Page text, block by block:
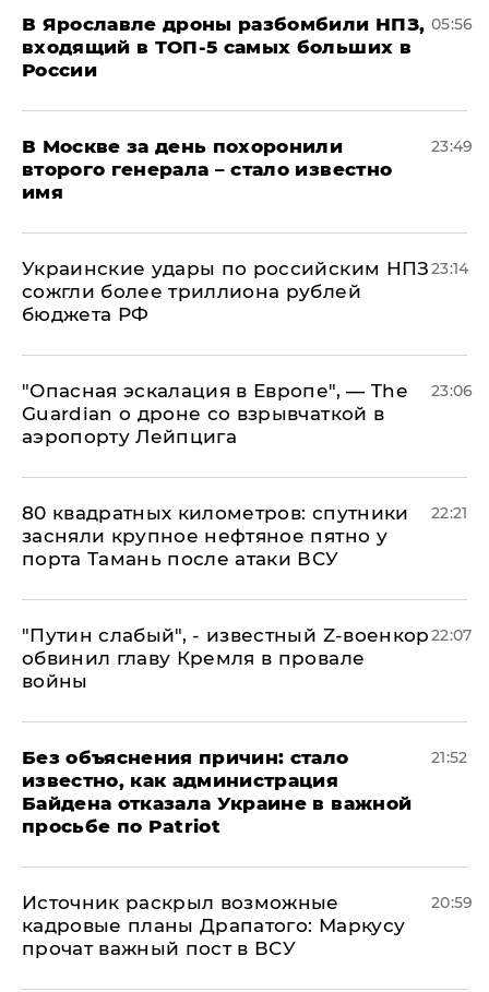
В Ярославле дроны разбомбили НПЗ,
входящий в ТОП-5 самых больших в
России
05:56
В Москве за день похоронили
второго генерала – стало известно
имя
23:49
Украинские удары по российским НПЗ
сожгли более триллиона рублей
бюджета РФ
23:14
"Опасная эскалация в Европе", — The
Guardian о дроне со взрывчаткой в
аэропорту Лейпцига
23:06
80 квадратных километров: спутники
засняли крупное нефтяное пятно у
порта Тамань после атаки ВСУ
22:21
​"Путин слабый", - известный Z-военкор
обвинил главу Кремля в провале
войны
22:07
Без объяснения причин: стало
известно, как администрация
Байдена отказала Украине в важной
просьбе по Patriot
21:52
​Источник раскрыл возможные
кадровые планы Драпатого: Маркусу
прочат важный пост в ВСУ
20:59